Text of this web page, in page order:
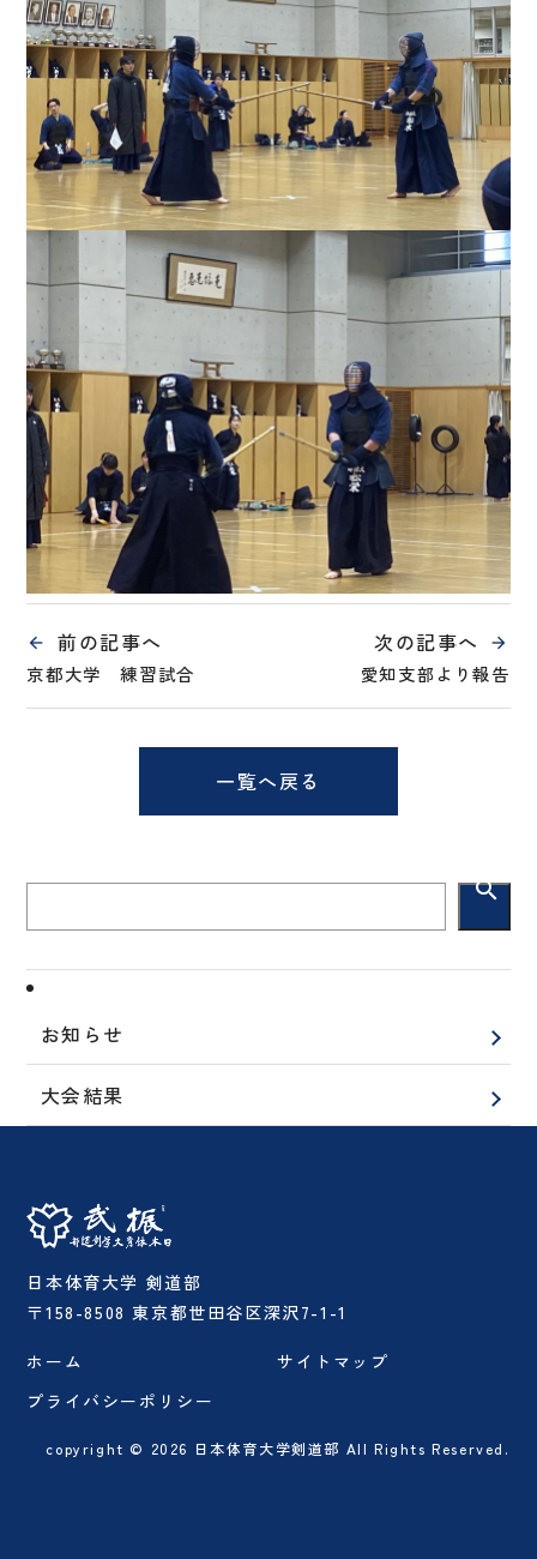
前の記事へ
京都大学 練習試合
次の記事へ
愛知支部より報告
一覧へ戻る
search
お知らせ
大会結果
日本体育大学 剣道部
〒158-8508 東京都世田谷区深沢7-1-1
ホーム
プライバシーポリシー
サイトマップ
copyright © 2026 日本体育大学剣道部 All Rights Reserved.